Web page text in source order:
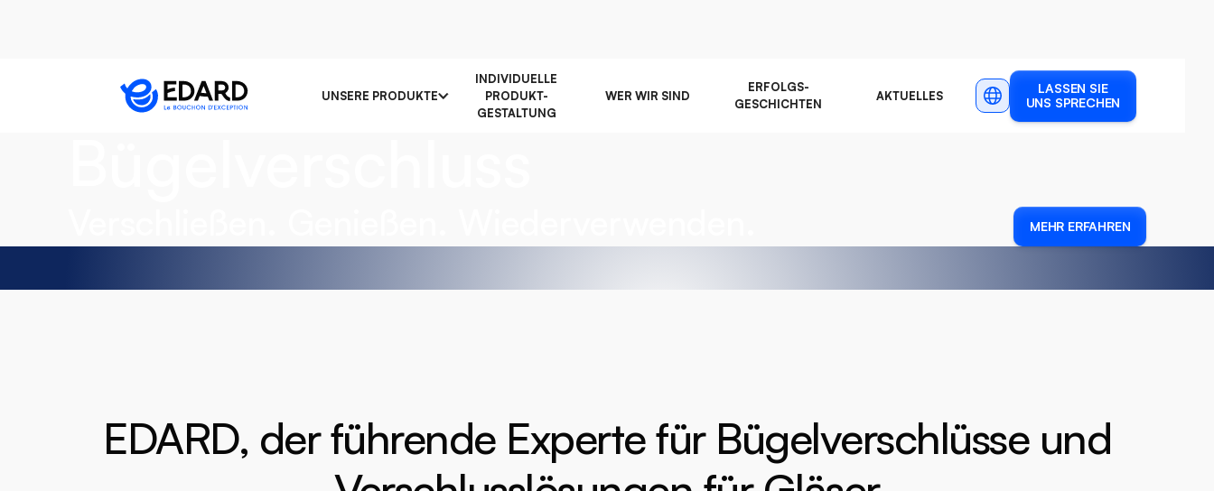
UNSERE PRODUKTE
INDIVIDUELLE
PRODUKT-
GESTALTUNG
WER WIR SIND
ERFOLGS-
GESCHICHTEN
AKTUELLES
LASSEN SIE
UNS SPRECHEN
Der außergewöhnliche
MEHR ERFAHREN
EDARD, der führende Experte für Bügelverschlüsse und